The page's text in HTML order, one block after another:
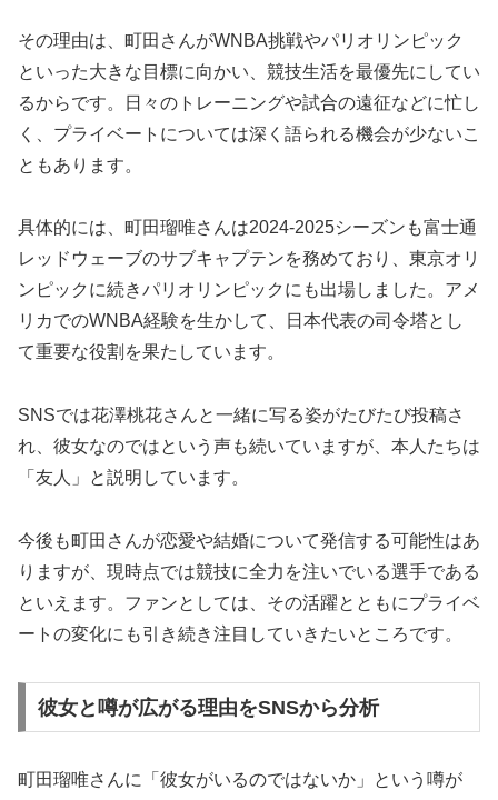
その理由は、町田さんがWNBA挑戦やパリオリンピック
といった大きな目標に向かい、競技生活を最優先にしてい
るからです。日々のトレーニングや試合の遠征などに忙し
く、プライベートについては深く語られる機会が少ないこ
ともあります。
具体的には、町田瑠唯さんは2024-2025シーズンも富士通
レッドウェーブのサブキャプテンを務めており、東京オリ
ンピックに続きパリオリンピックにも出場しました。アメ
リカでのWNBA経験を生かして、日本代表の司令塔とし
て重要な役割を果たしています。
SNSでは花澤桃花さんと一緒に写る姿がたびたび投稿さ
れ、彼女なのではという声も続いていますが、本人たちは
「友人」と説明しています。
今後も町田さんが恋愛や結婚について発信する可能性はあ
りますが、現時点では競技に全力を注いでいる選手である
といえます。ファンとしては、その活躍とともにプライベ
ートの変化にも引き続き注目していきたいところです。
彼女と噂が広がる理由をSNSから分析
町田瑠唯さんに「彼女がいるのではないか」という噂が